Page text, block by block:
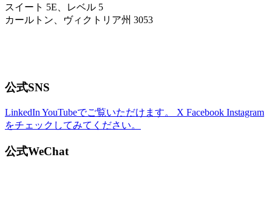
スイート 5E、レベル 5
カールトン、ヴィクトリア州 3053
公式SNS
LinkedIn YouTubeでご覧いただけます。 X Facebook Instagram
をチェックしてみてください。
公式WeChat